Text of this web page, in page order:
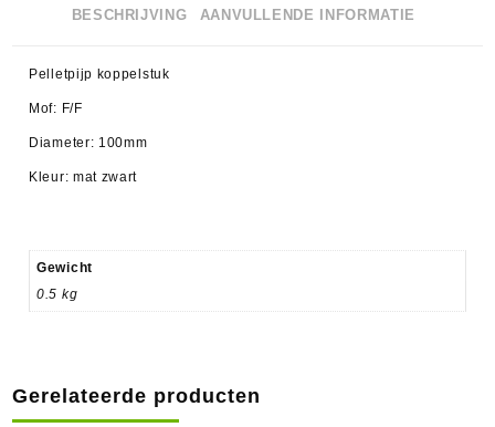
BESCHRIJVING AANVULLENDE INFORMATIE
Pelletpijp koppelstuk
Mof: F/F
Diameter: 100mm
Kleur: mat zwart
Gewicht
0.5 kg
Gerelateerde producten